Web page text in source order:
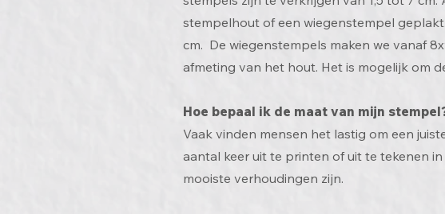
stempelhout of een wiegenstempel
cm. De wiegenstempels maken we vanaf
afmeting van het hout. Het is mogelijk om
Hoe bepaal ik de maat van mijn
Vaak vinden mensen het lastig om een
aantal keer uit te printen of uit te tekenen
mooiste verhoudingen zijn.